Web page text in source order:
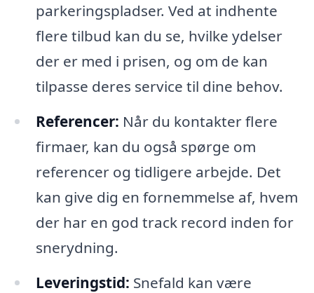
parkeringspladser. Ved at indhente
flere tilbud kan du se, hvilke ydelser
der er med i prisen, og om de kan
tilpasse deres service til dine behov.
Referencer: Når du kontakter flere
firmaer, kan du også spørge om
referencer og tidligere arbejde. Det
kan give dig en fornemmelse af, hvem
der har en god track record inden for
snerydning.
Leveringstid: Snefald kan være